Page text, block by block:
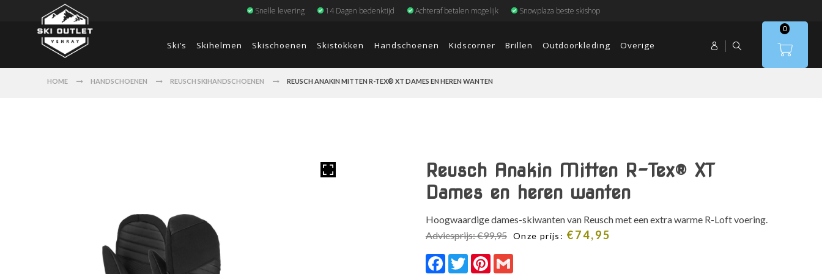
Snelle levering 14 Dagen bedenktijd Achteraf betalen mogelijk Snowplaza beste skishop
Ski’s Skihelmen Skischoenen Skistokken Handschoenen Kidscorner Brillen Outdoorkleding Overige
0
HOME HANDSCHOENEN REUSCH SKIHANDSCHOENEN REUSCH ANAKIN MITTEN R-TEX® XT DAMES EN HEREN WANTEN
Reusch Anakin Mitten R-Tex® XT
Dames en heren wanten
Hoogwaardige dames-skiwanten van Reusch met een extra warme R-Loft voering.
Adviesprijs:€99,95 Onze prijs: €74,95
Facebook
TwitterPinterestGmail